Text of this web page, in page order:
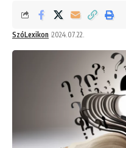
SzóLexikon 2024.07.22.